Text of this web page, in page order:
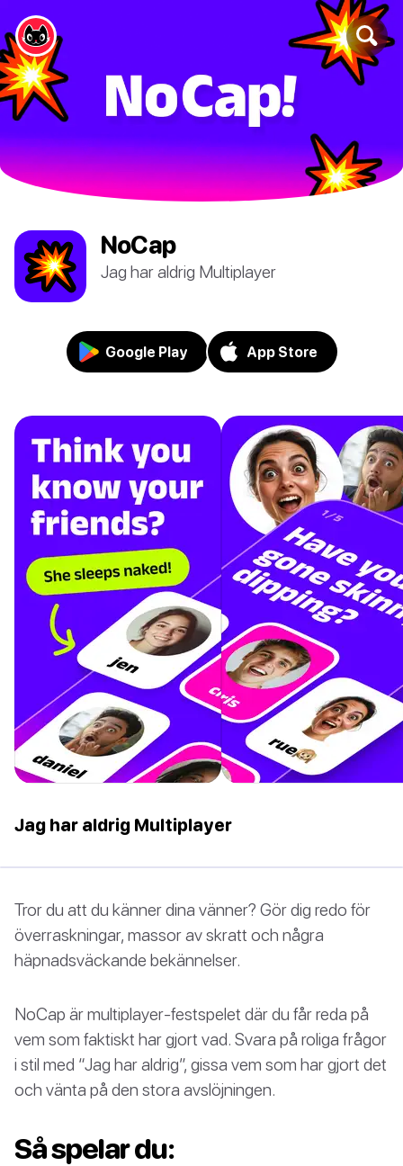
NoCap
Jag har aldrig Multiplayer
Google Play App Store
Jag har aldrig Multiplayer
Tror du att du känner dina vänner? Gör dig redo för
överraskningar, massor av skratt och några
häpnadsväckande bekännelser.
NoCap är multiplayer-festspelet där du får reda på
vem som faktiskt har gjort vad. Svara på roliga frågor
i stil med “Jag har aldrig”, gissa vem som har gjort det
och vänta på den stora avslöjningen.
Så spelar du: